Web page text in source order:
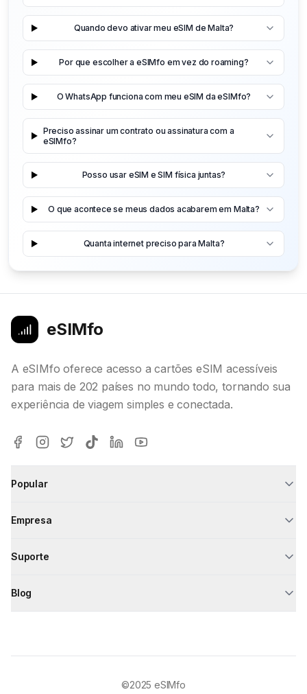
Quando devo ativar meu eSIM de Malta?
Por que escolher a eSIMfo em vez do roaming?
O WhatsApp funciona com meu eSIM da eSIMfo?
Preciso assinar um contrato ou assinatura com a
eSIMfo?
Posso usar eSIM e SIM física juntas?
O que acontece se meus dados acabarem em Malta?
Quanta internet preciso para Malta?
eSIMfo
A eSIMfo oferece acesso a cartões eSIM acessíveis
para mais de 202 países no mundo todo, tornando sua
experiência de viagem simples e conectada.
Popular
Empresa
Suporte
Blog
©2025 eSIMfo